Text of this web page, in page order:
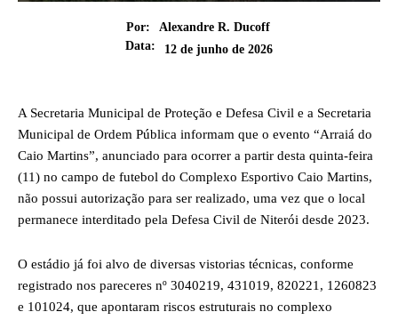
Por:
Alexandre R. Ducoff
Data:
12 de junho de 2026
A Secretaria Municipal de Proteção e Defesa Civil e a Secretaria
Municipal de Ordem Pública informam que o evento “Arraiá do
Caio Martins”, anunciado para ocorrer a partir desta quinta-feira
(11) no campo de futebol do Complexo Esportivo Caio Martins,
não possui autorização para ser realizado, uma vez que o local
permanece interditado pela Defesa Civil de Niterói desde 2023.
O estádio já foi alvo de diversas vistorias técnicas, conforme
registrado nos pareceres nº 3040219, 431019, 820221, 1260823
e 101024, que apontaram riscos estruturais no complexo